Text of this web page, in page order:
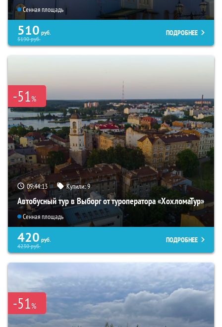
Сенная площадь
510 руб.
5190руб.
ПОДРОБНЕЕ
-51%
09:44:11 Купили:9
Автобусный тур в Выборг от туроператора «ХохломаТур»
Сенная площадь
420 руб.
4230руб.
ПОДРОБНЕЕ
-51%